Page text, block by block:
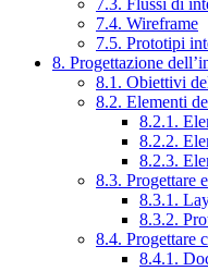
7.3. Flussi di
7.4. Wireframe
7.5. Prototipi
8. Progettazione
8.1. Obiettivi
8.2. Elementi
8.2.1.
8.2.2.
8.2.3.
8.3. Progettare
8.3.1.
8.3.2.
8.4. Progettare
8.4.1.